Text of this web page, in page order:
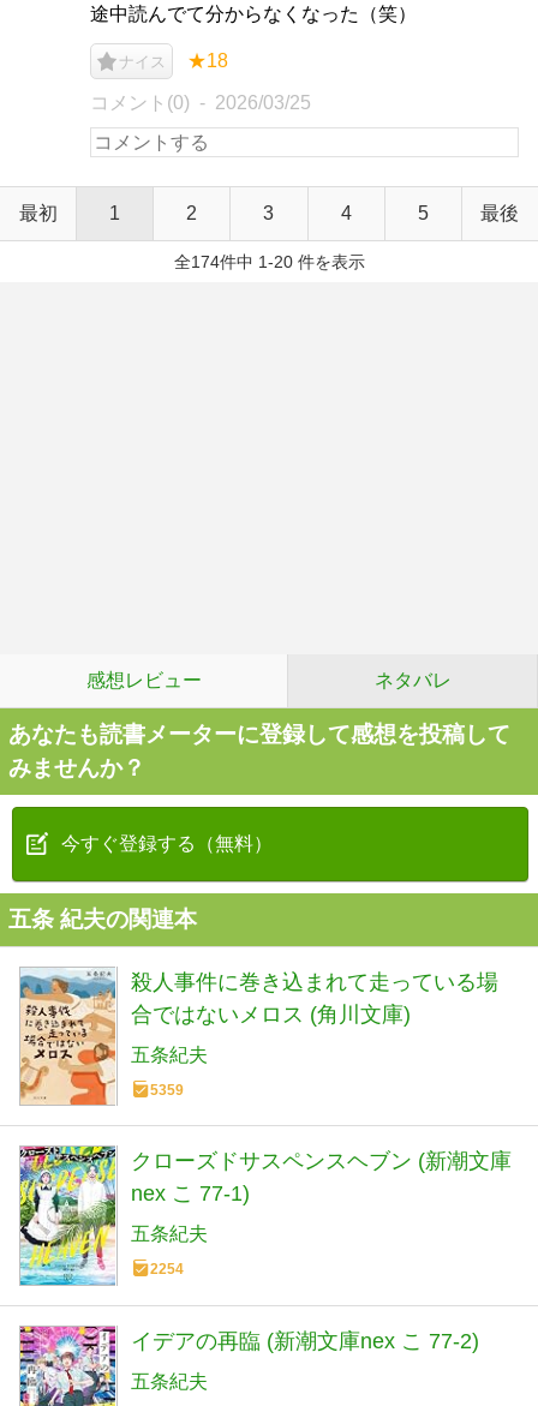
途中読んでて分からなくなった（笑）
ナイス ★18
コメント(0) 2026/03/25
最初 1 2 3 4 5 最後
全174件中 1-20 件を表示
感想レビュー ネタバレ
あなたも読書メーターに登録して感想を投稿して
みませんか？
今すぐ登録する（無料）
五条 紀夫の関連本
殺人事件に巻き込まれて走っている場
合ではないメロス (角川文庫)
五条紀夫
5359
クローズドサスペンスヘブン (新潮文庫
nex こ 77-1)
五条紀夫
2254
イデアの再臨 (新潮文庫nex こ 77-2)
五条紀夫